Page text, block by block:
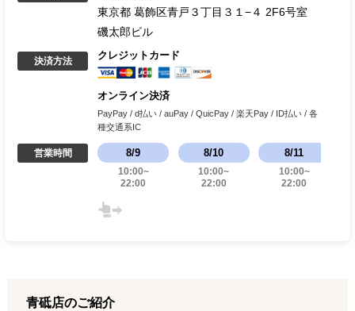
東京都 葛飾区青戸３丁目３１−４ 2F6号室
磯太郎ビル
決済方法
クレジットカード
オンライン決済
PayPay / d払い / auPay / QuicPay / 楽天Pay / ID払い / 各
種交通系IC
営業時間 8/9
10:00~
22:00
8/10
10:00~
22:00
8/11
10:00~
22:00
青砥店のご紹介